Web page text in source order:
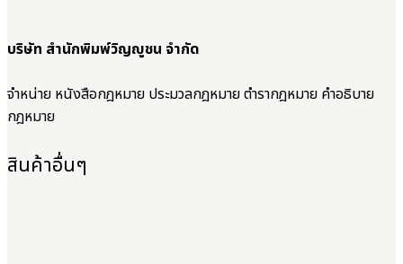
บริษัท สำนักพิมพ์วิญญูชน จำกัด
จำหน่าย หนังสือกฎหมาย ประมวลกฎหมาย ตำรากฎหมาย คำอธิบาย
กฎหมาย
สินค้าอื่นๆ